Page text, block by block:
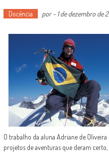
Docência por- 1 de dezembro de
O trabalho da aluna Adriane de Oliveira
projetos de aventuras que deram